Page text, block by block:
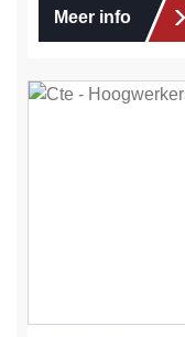
Meer info